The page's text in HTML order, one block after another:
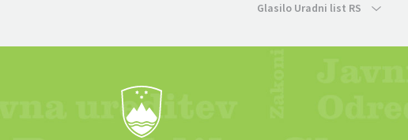
Glasilo Uradni list RS